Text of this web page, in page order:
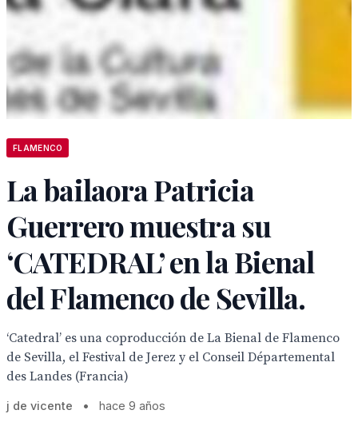
FLAMENCO
La bailaora Patricia
Guerrero muestra su
‘CATEDRAL’ en la Bienal
del Flamenco de Sevilla.
‘Catedral’ es una coproducción de La Bienal de Flamenco
de Sevilla, el Festival de Jerez y el Conseil Départemental
des Landes (Francia)
j de vicente • hace 9 años